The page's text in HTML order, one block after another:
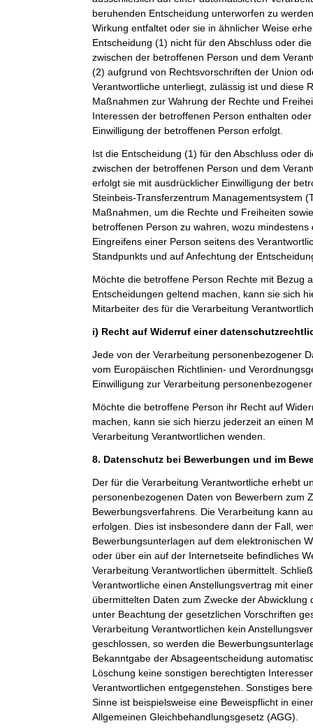
beruhenden Entscheidung unterworfen zu
Wirkung entfaltet oder sie in ähnlicher Weise
Entscheidung (1) nicht für den Abschluss oder
zwischen der betroffenen Person und dem
(2) aufgrund von Rechtsvorschriften der Union
Verantwortliche unterliegt, zulässig ist und diese
Maßnahmen zur Wahrung der Rechte und
Interessen der betroffenen Person enthalten
Einwilligung der betroffenen Person erfolgt.
Ist die Entscheidung (1) für den Abschluss oder
zwischen der betroffenen Person und dem
erfolgt sie mit ausdrücklicher Einwilligung der
Steinbeis-Transferzentrum Managementsystem
Maßnahmen, um die Rechte und Freiheiten
betroffenen Person zu wahren, wozu
Eingreifens einer Person seitens des
Standpunkts und auf Anfechtung der
Möchte die betroffene Person Rechte mit Bezug
Entscheidungen geltend machen, kann sie sich
Mitarbeiter des für die Verarbeitung
i) Recht auf Widerruf einer
Jede von der Verarbeitung personenbezogener
vom Europäischen Richtlinien- und
Einwilligung zur Verarbeitung
Möchte die betroffene Person ihr Recht auf
machen, kann sie sich hierzu jederzeit an einen
Verarbeitung Verantwortlichen wenden.
8. Datenschutz bei Bewerbungen und im
Der für die Verarbeitung Verantwortliche erhebt
personenbezogenen Daten von Bewerbern zum
Bewerbungsverfahrens. Die Verarbeitung kann
erfolgen. Dies ist insbesondere dann der Fall,
Bewerbungsunterlagen auf dem elektronischen
oder über ein auf der Internetseite befindliches
Verarbeitung Verantwortlichen übermittelt.
Verantwortliche einen Anstellungsvertrag mit
übermittelten Daten zum Zwecke der Abwicklung
unter Beachtung der gesetzlichen Vorschriften
Verarbeitung Verantwortlichen kein
geschlossen, so werden die
Bekanntgabe der Absageentscheidung
Löschung keine sonstigen berechtigten
Verantwortlichen entgegenstehen. Sonstiges
Sinne ist beispielsweise eine Beweispflicht in
Allgemeinen Gleichbehandlungsgesetz (AGG).